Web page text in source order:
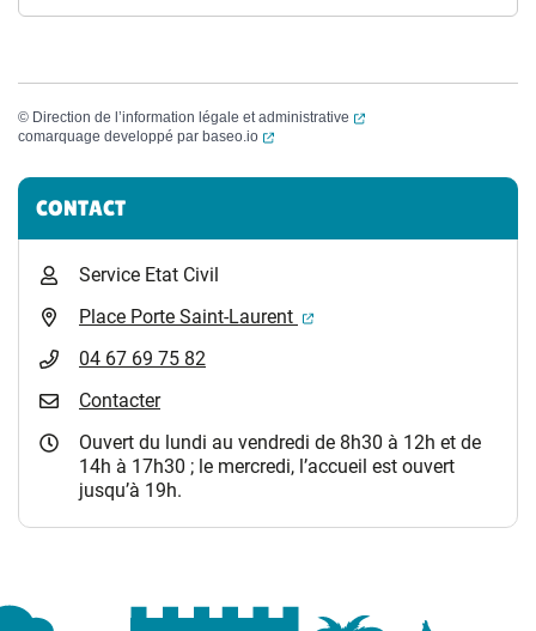
© Direction de l’information légale et administrative
(ouverture dans un
comarquage developpé par baseo.io (ouverture dans un nouvel onglet)
Informations complémentaires
CONTACT
Service Etat Civil
Place Porte Saint-Laurent
(ouverture dans un
04 67 69 75 82
Contacter
Ouvert du lundi au vendredi de 8h30 à 12h et de
14h à 17h30 ; le mercredi, l’accueil est ouvert
jusqu’à 19h.